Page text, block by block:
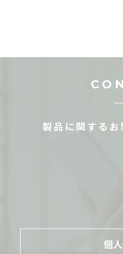
製品に関する
個